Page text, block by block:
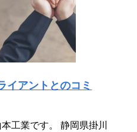
イアントとのコミ
工業です。 静岡県掛川